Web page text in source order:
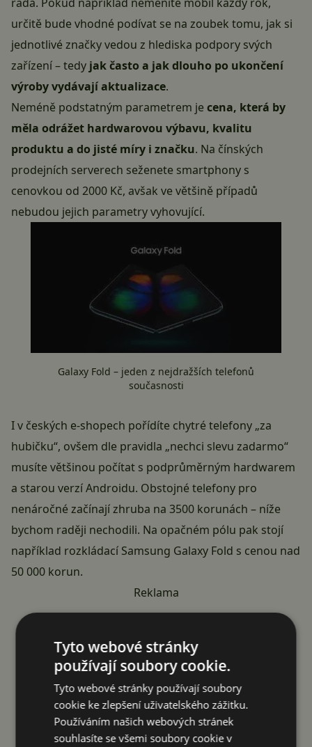
určitě bude vhodné podívat se na zoubek tomu, jak si
jednotlivé značky vedou z hlediska podpory svých
zařízení – tedy jak často a jak dlouho po ukončení
výroby vydávají aktualizace.
Neméně podstatným parametrem jecena, která by
měla odrážet hardwarovou výbavu, kvalitu
produktu a do jisté míry i značku. Na čínských
prodejních serverech seženete smartphony s
cenovkou od 2000 Kč, avšak ve většině případů
nebudou jejich parametry vyhovující.
Galaxy Fold – jeden z nejdražších telefonů
současnosti
I v českých e-shopech pořídíte chytré telefony „za
hubičku“, ovšem dle pravidla „nechci slevu zadarmo“
musíte většinou počítat s podprůměrným hardwarem
a starou verzí Androidu. Obstojné telefony pro
nenáročné začínají zhruba na 3500 korunách – níže
bychom raději nechodili. Na opačném pólu pak stojí
například rozkládací Samsung Galaxy Fold s cenou nad
50 000 korun.
Reklama
Tyto webové stránky
používají soubory cookie.
Tyto webové stránky používají soubory
cookie ke zlepšení uživatelského zážitku.
Používáním našich webových stránek
souhlasíte se všemi soubory cookie v